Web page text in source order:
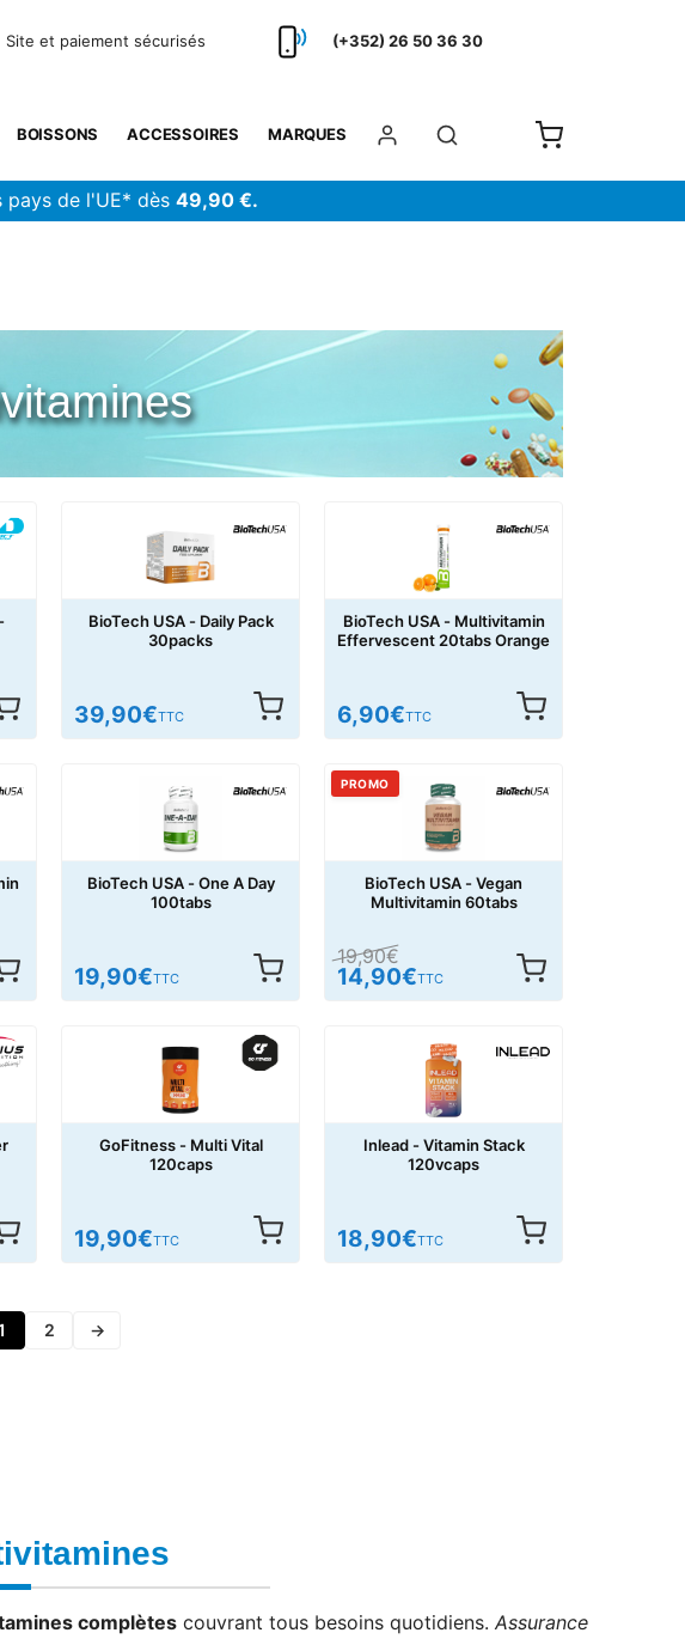
Site et paiement sécurisés (+352) 26 50 36 30
BOISSONS ACCESSOIRES MARQUES
pays de l'UE* dès 49,90 €.
BioTech USA - Daily Pack
30packs
39,90€TTC
BioTech USA - Multivitamin
Effervescent 20tabs Orange
6,90€TTC
BioTech USA - One A Day
100tabs
19,90€TTC
PROMO
BioTech USA - Vegan
Multivitamin 60tabs
19,90€
14,90€TTC
GoFitness - Multi Vital
120caps
19,90€TTC
Inlead - Vitamin Stack
120vcaps
18,90€TTC
2 →
complètes couvrant tous besoins quotidiens. Assurance